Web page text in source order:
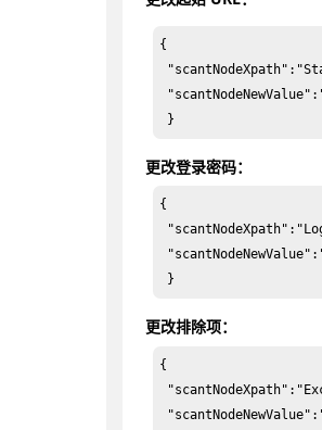
{
}
更改登录密码：
{
}
更改排除项：
{